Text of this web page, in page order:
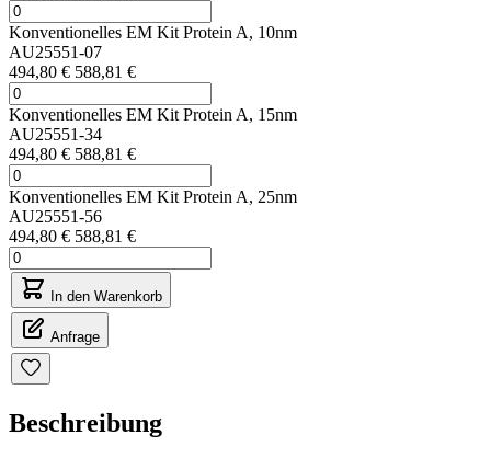
Konventionelles EM Kit Protein A, 10nm
AU25551-07
494,80 € 588,81 €
Konventionelles EM Kit Protein A, 15nm
AU25551-34
494,80 € 588,81 €
Konventionelles EM Kit Protein A, 25nm
AU25551-56
494,80 € 588,81 €
In den Warenkorb
Anfrage
Beschreibung